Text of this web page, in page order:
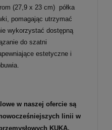
(27,9 x 23 cm) półka
pomagając utrzymać
wykorzystać dostępną
do szatni
estetyczne i
w naszej ofercie są
linii w
KUKA.